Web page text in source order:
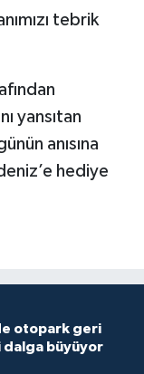
tebrik
yansıtan
anısına
hediye
otopark geri
dalga büyüyor